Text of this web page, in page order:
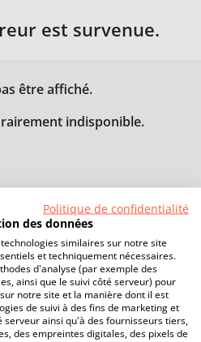
est survenue.
être affiché.
indisponible.
Politique de confidentialité
des données
similaires sur notre site
et techniquement nécessaires.
d'analyse (par exemple des
ainsi que le suivi côté serveur) pour
notre site et la manière dont il est
de suivi à des fins de marketing et
serveur ainsi qu'à des fournisseurs tiers,
des empreintes digitales, des pixels de